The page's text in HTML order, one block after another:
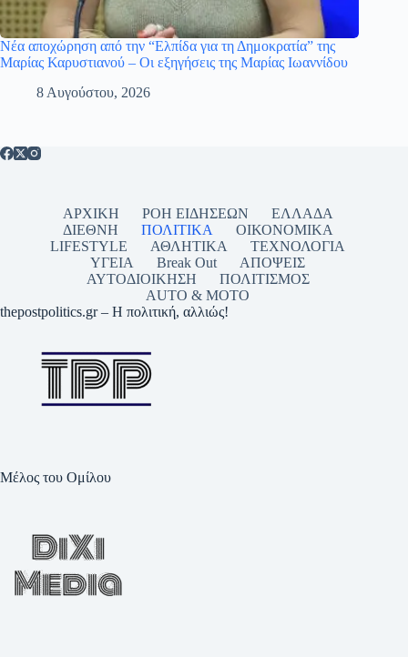
Νέα αποχώρηση από την “Ελπίδα για τη Δημοκρατία” της
Μαρίας Καρυστιανού – Οι εξηγήσεις της Μαρίας Ιωαννίδου
8 Αυγούστου, 2026
ΑΡΧΙΚΗ ΡΟΗ ΕΙΔΗΣΕΩΝ
ΕΛΛΑΔΑ
ΔΙΕΘΝΗ
ΠΟΛΙΤΙΚΑ
ΟΙΚΟΝΟΜΙΚΑ
LIFESTYLE
ΑΘΛΗΤΙΚΑ
ΤΕΧΝΟΛΟΓΙΑ
ΥΓΕΙΑ
Break Out
ΑΠΟΨΕΙΣ
ΑΥΤΟΔΙΟΙΚΗΣΗ
ΠΟΛΙΤΙΣΜΟΣ
AUTO & MOTO
thepostpolitics.gr – Η πολιτική, αλλιώς!
Μέλος του Ομίλου